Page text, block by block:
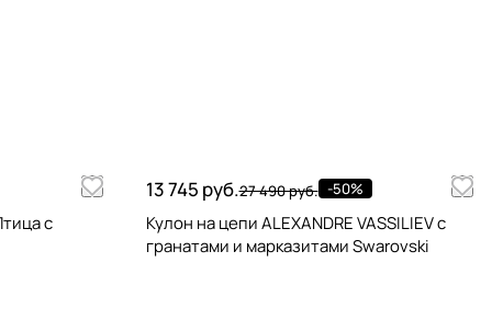
с
13 745 руб.27 490 руб. -50%
Кулон на цепи ALEXANDRE VASSILIEV с
гранатами и марказитами Swarovski